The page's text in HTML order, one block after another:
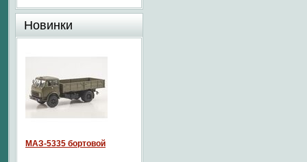
Новинки
МАЗ-5335 бортовой